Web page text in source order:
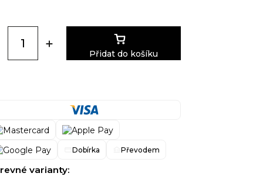
Přidat do košíku
Dobírka Převodem
varianty: